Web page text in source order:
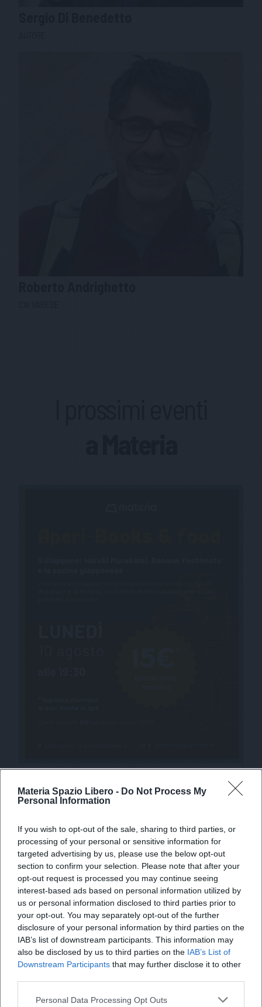
Materia Spazio Libero - Do Not Process My
Personal Information
If you wish to opt-out of the sale, sharing to third parties, or
processing of your personal or sensitive information for
targeted advertising by us, please use the below opt-out
section to confirm your selection. Please note that after your
opt-out request is processed you may continue seeing
interest-based ads based on personal information utilized by
us or personal information disclosed to third parties prior to
your opt-out. You may separately opt-out of the further
disclosure of your personal information by third parties on the
IAB’s list of downstream participants. This information may
also be disclosed by us to third parties on the IAB’s List of
Downstream Participants that may further disclose it to other
Personal Data Processing Opt Outs
X